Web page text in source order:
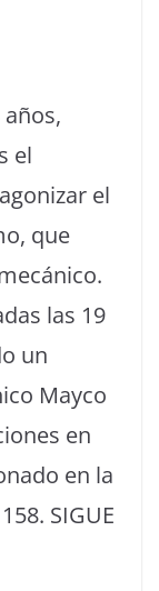
el
el
que
las 19
un
Mayco
en
en la
SIGUE